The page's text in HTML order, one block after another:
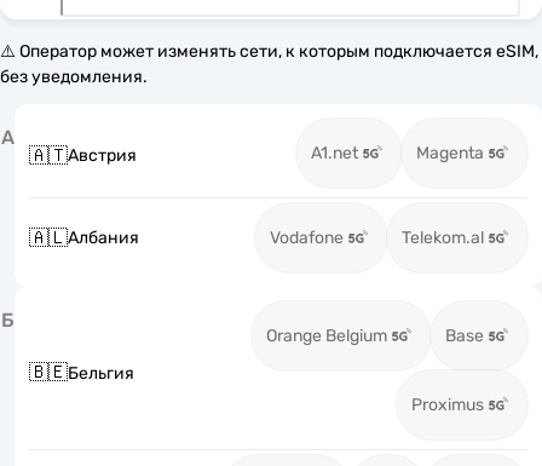
⚠️ Оператор может изменять сети, к которым подключается eSIM,
без уведомления.
А
🇦🇹Австрия A1.net Magenta
🇦🇱Албания Vodafone Telekom.al
Б
🇧🇪Бельгия
Orange Belgium Base
Proximus